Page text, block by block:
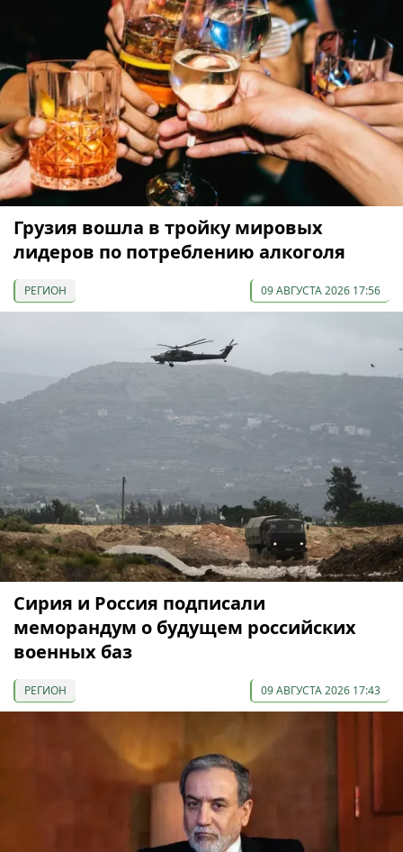
Грузия вошла в тройку мировых
лидеров по потреблению алкоголя
РЕГИОН 09 АВГУСТА 2026 17:56
Сирия и Россия подписали
меморандум о будущем российских
военных баз
РЕГИОН 09 АВГУСТА 2026 17:43